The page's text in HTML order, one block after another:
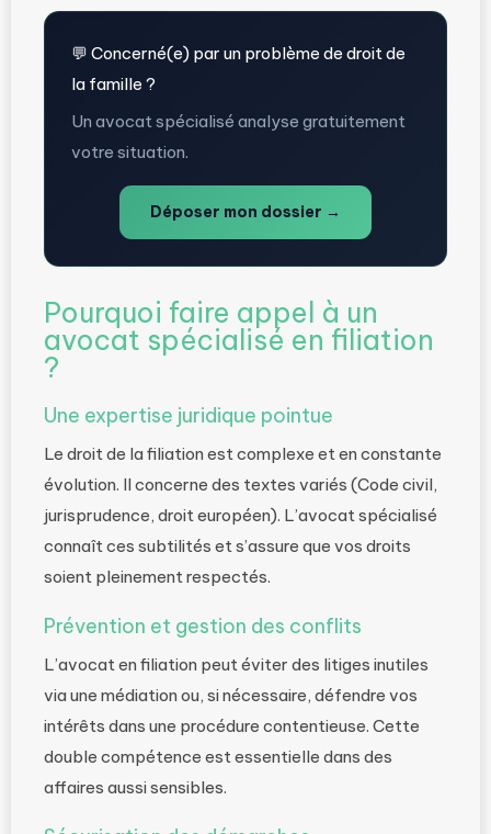
💬 Concerné(e) par un problème de droit de
la famille ?
Un avocat spécialisé analyse gratuitement
votre situation.
Déposer mon dossier →
Pourquoi faire appel à un
avocat spécialisé en filiation
?
Une expertise juridique pointue
Le droit de la filiation est complexe et en constante
évolution. Il concerne des textes variés (Code civil,
jurisprudence, droit européen). L’avocat spécialisé
connaît ces subtilités et s’assure que vos droits
soient pleinement respectés.
Prévention et gestion des conflits
L’avocat en filiation peut éviter des litiges inutiles
via une médiation ou, si nécessaire, défendre vos
intérêts dans une procédure contentieuse. Cette
double compétence est essentielle dans des
affaires aussi sensibles.